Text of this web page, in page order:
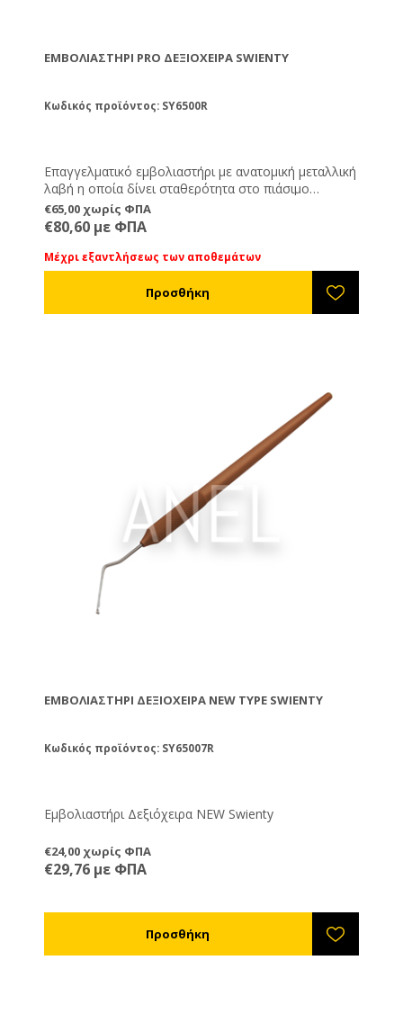
ΕΜΒΟΛΙΑΣΤΉΡΙ PRO ΔΕΞΙΌΧΕΙΡΑ SWIENTY
Κωδικός προϊόντος: SY6500R
Επαγγελματικό εμβολιαστήρι με ανατομική μεταλλική
λαβή η οποία δίνει σταθερότητα στο πιάσιμο
διευκολύνοντας τις γρήγορες κινήσεις χωρίς να
περιστρέφεται. Διατίθεται και σε μοντέλο
αριστερόχειρων.
€65,00 χωρίς ΦΠΑ
€80,60 με ΦΠΑ
Μέχρι εξαντλήσεως των αποθεμάτων
ΕΜΒΟΛΙΑΣΤΉΡΙ ΔΕΞΙΌΧΕΙΡΑ NEW TYPE SWIENTY
Κωδικός προϊόντος: SY65007R
Εμβολιαστήρι Δεξιόχειρα NEW Swienty
€24,00 χωρίς ΦΠΑ
€29,76 με ΦΠΑ